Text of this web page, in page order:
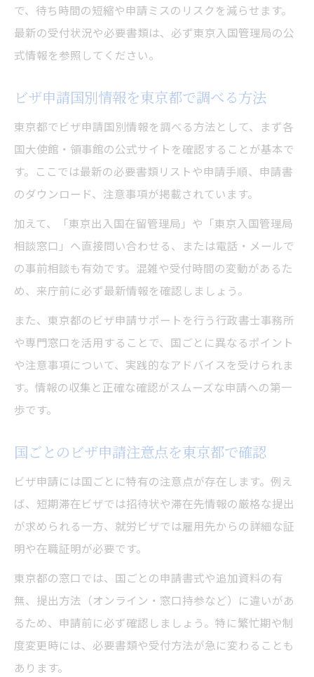
で、待ち時間の短縮や申請ミスのリスクを減らせます。
最新の受付状況や必要書類は、必ず東京入国管理局の公
式情報を参照してください。
ビザ申請国別情報を東京都で調べる方法
東京都でビザ申請国別情報を調べる方法として、まず各
国大使館・領事館の公式サイトを確認することが基本で
す。ここでは最新の必要書類リストや申請手順、申請書
のダウンロード、注意事項が掲載されています。
加えて、「東京出入国在留管理局」や「東京入国管理局
相談窓口」へ直接問い合わせる、または電話・メールで
の事前相談も有効です。混雑や受付時間の変動があるた
め、来庁前に必ず最新情報を確認しましょう。
また、東京都のビザ申請サポートを行う行政書士事務所
や専門窓口を活用することで、国ごとに異なるポイント
や注意事項について、実践的なアドバイスを受けられま
す。情報の収集と正確な確認がスムーズな申請への第一
歩です。
国ごとのビザ申請注意点を東京都で確認
ビザ申請には国ごとに特有の注意点が存在します。例え
ば、短期滞在ビザでは招待状や滞在先情報の厳格な提出
が求められる一方、就労ビザでは雇用先からの詳細な証
明や在職証明が必要です。
東京都の窓口では、国ごとの申請書式や追加資料の有
無、提出方法（オンライン・窓口持参など）に違いがあ
るため、申請前に必ず確認しましょう。特に繁忙期や制
度変更時には、必要書類や受付方法が急に変わることも
あります。